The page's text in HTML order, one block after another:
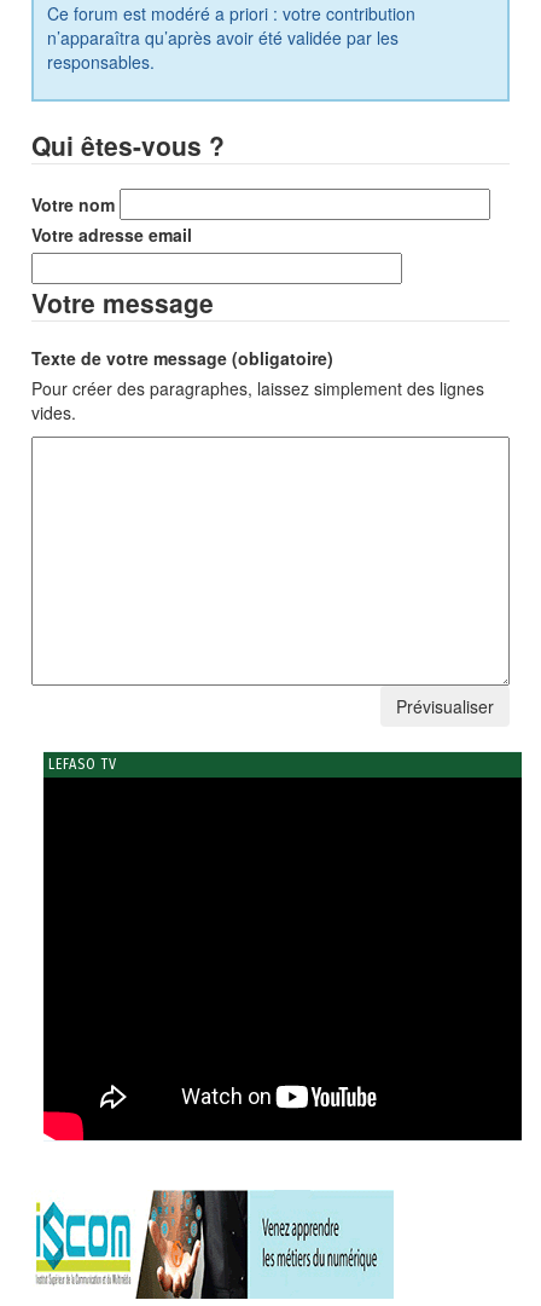
Ce forum est modéré a priori : votre contribution
n’apparaîtra qu’après avoir été validée par les
responsables.
Qui êtes-vous ?
Votre nom
Votre adresse email
Votre message
Texte de votre message (obligatoire)
Pour créer des paragraphes, laissez simplement des lignes
vides.
LEFASO TV